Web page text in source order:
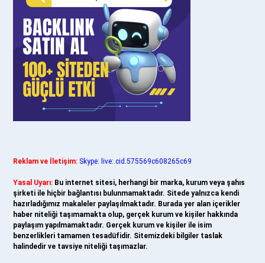
Reklam ve İletişim: Skype: live:.cid.575569c608265c69
Yasal Uyarı: Bu internet sitesi, herhangi bir marka, kurum veya şahıs
şirketi ile hiçbir bağlantısı bulunmamaktadır. Sitede yalnızca kendi
hazırladığımız makaleler paylaşılmaktadır. Burada yer alan içerikler
haber niteliği taşımamakta olup, gerçek kurum ve kişiler hakkında
paylaşım yapılmamaktadır. Gerçek kurum ve kişiler ile isim
benzerlikleri tamamen tesadüfidir. Sitemizdeki bilgiler taslak
halindedir ve tavsiye niteliği taşımazlar.